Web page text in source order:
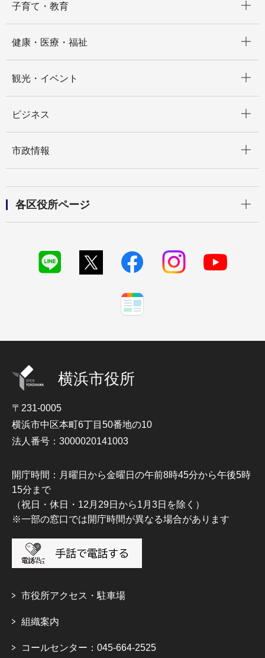
子育て・教育
健康・医療・福祉
観光・イベント
ビジネス
市政情報
各区役所ページ
横浜市役所
〒231-0005
横浜市中区本町6丁目50番地の10
法人番号：3000020141003
開庁時間：月曜日から金曜日の午前8時45分から午後5時
15分まで
（祝日・休日・12月29日から1月3日を除く）
※一部の窓口では開庁時間が異なる場合があります
市役所アクセス・駐車場
組織案内
コールセンター：045-664-2525